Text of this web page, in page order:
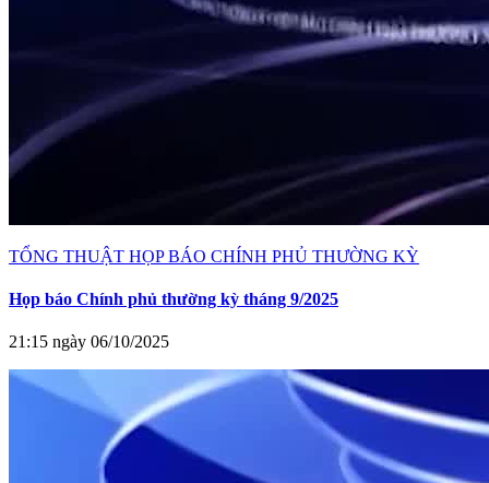
TỔNG THUẬT HỌP BÁO CHÍNH PHỦ THƯỜNG KỲ
Họp báo Chính phủ thường kỳ tháng 9/2025
21:15 ngày 06/10/2025